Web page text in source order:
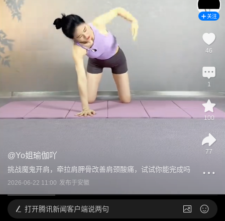
@Yo姐瑜伽吖
挑战魔鬼开肩，牵拉肩胛骨改善肩颈酸痛，试试你能完成吗
2026-06-22 11:00 发布于安徽
关注
46
1
100
77
打开腾讯新闻客户端说两句